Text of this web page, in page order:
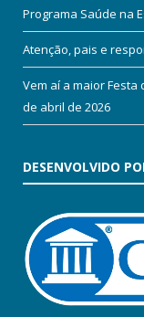
Programa Saúde na
Atenção, pais e
Vem aí a maior Festa
de abril de 2026
DESENVOLVIDO